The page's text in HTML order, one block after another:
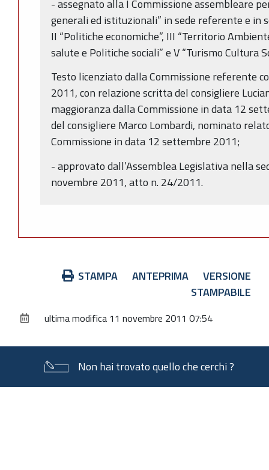
- assegnato alla I Commissione assembleare
generali ed istituzionali” in sede referente e in
II “Politiche economiche”, III “Territorio
salute e Politiche sociali” e V “Turismo Cultura
Testo licenziato dalla Commissione referente
2011, con relazione scritta del consigliere
maggioranza dalla Commissione in data 12
del consigliere Marco Lombardi, nominato
Commissione in data 12 settembre 2011;
- approvato dall’Assemblea Legislativa nella
novembre 2011, atto n. 24/2011.
STAMPA ANTEPRIMA
VERSIONE
STAMPABILE
ultima modifica 11 novembre 2011 07:54
Non hai trovato quello che cerchi ?